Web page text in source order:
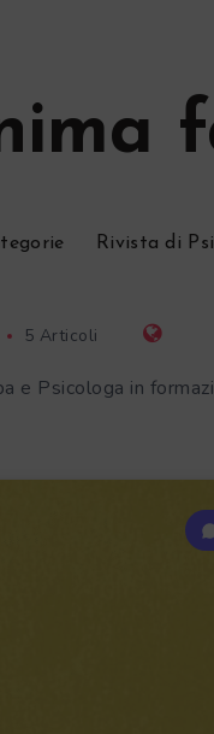
Rivista di
5 Articoli
e Psicologa in